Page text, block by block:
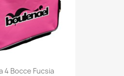
4 Bocce Fucsia